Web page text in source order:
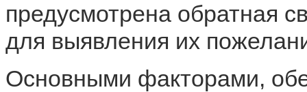
предусмотрена обратная
для выявления их
Основными факторами,